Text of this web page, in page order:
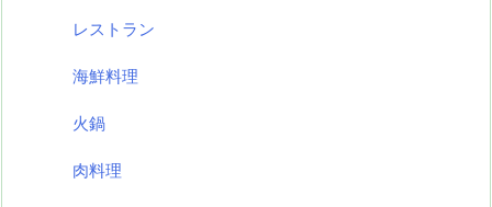
レストラン
海鮮料理
火鍋
肉料理